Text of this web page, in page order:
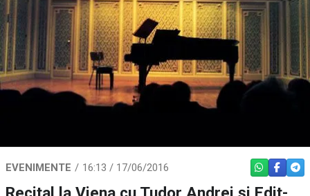
EVENIMENTE 16:13 / 17/06/2016 WHATSAPP